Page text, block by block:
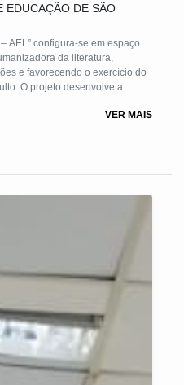
EDUCAÇÃO DE SÃO
AEL” configura-se em espaço
da literatura,
e favorecendo o exercício do
O projeto desenvolve a
ampliação do universo cultural,
da vida dos educandos.
VER MAIS